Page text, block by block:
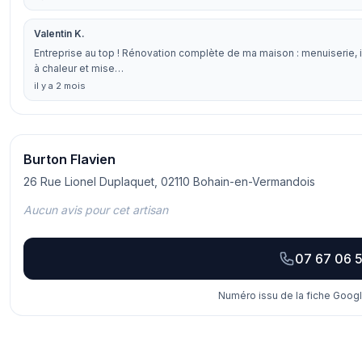
Valentin K.
Entreprise au top ! Rénovation complète de ma maison :
à chaleur et mise…
il y a 2 mois
Burton Flavien
26 Rue Lionel Duplaquet, 02110 Bohain-en-Vermandois
Aucun avis pour cet artisan
07 67 06
Numéro issu de la fiche